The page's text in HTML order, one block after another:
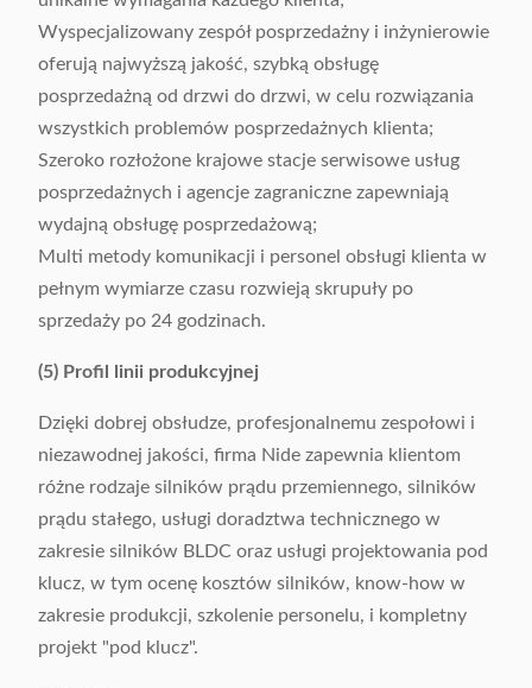
Wyspecjalizowany zespół posprzedażny i inżynierowie
oferują najwyższą jakość, szybką obsługę
posprzedażną od drzwi do drzwi, w celu rozwiązania
wszystkich problemów posprzedażnych klienta;
Szeroko rozłożone krajowe stacje serwisowe usług
posprzedażnych i agencje zagraniczne zapewniają
wydajną obsługę posprzedażową;
Multi metody komunikacji i personel obsługi klienta w
pełnym wymiarze czasu rozwieją skrupuły po
sprzedaży po 24 godzinach.
(5) Profil linii produkcyjnej
Dzięki dobrej obsłudze, profesjonalnemu zespołowi i
niezawodnej jakości, firma Nide zapewnia klientom
różne rodzaje silników prądu przemiennego, silników
prądu stałego, usługi doradztwa technicznego w
zakresie silników BLDC oraz usługi projektowania pod
klucz, w tym ocenę kosztów silników, know-how w
zakresie produkcji, szkolenie personelu, i kompletny
projekt "pod klucz".